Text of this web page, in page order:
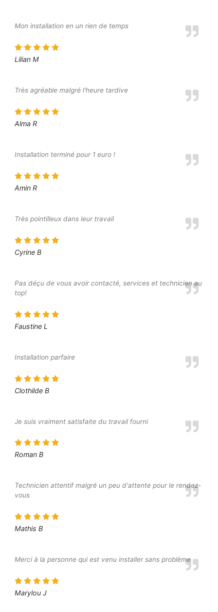
Mon installation en un rien de temps
Lilian M
Très agréable malgré l'heure tardive
Alma R
Installation terminé pour 1 euro !
Amin R
Très pointilleux dans leur travail
Cyrine B
Pas déçu de vous avoir contacté, services et technicien au
top!
Faustine L
Installation parfaire
Clothilde B
Je suis vraiment satisfaite du travail fourni
Roman B
Technicien attentif malgré un peu d'attente pour le rendez-
vous
Mathis B
Merci à la personne qui est venu installer sans problème
Marylou J